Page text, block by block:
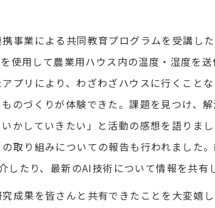
業による共同教育プログラムを受講し
を使用して農業用ハウス内の温度・湿度を
プリにより、わざわざハウスに行くこと
のづくりが体験できた。課題を見つけ、
かしていきたい」と活動の感想を語りま
取り組みについての報告も行われました
たり、最新のAI技術について情報を共有
果を皆さんと共有できたことを大変嬉